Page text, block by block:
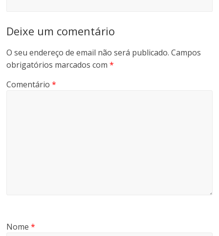
Deixe um comentário
O seu endereço de email não será publicado. Campos
obrigatórios marcados com*
Comentário*
Nome*